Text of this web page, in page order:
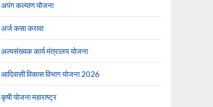
अपंग कल्याण योजना
अर्ज कसा करावा
अल्पसंख्यक कार्य मंत्रालय योजना
आदिवासी विकास विभाग योजना 2026
कृषी योजना महाराष्ट्र